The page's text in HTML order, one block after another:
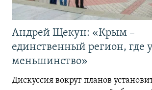
Андрей Щекун: «Крым –
единственный регион, где
меньшинство»
Дискуссия вокруг планов